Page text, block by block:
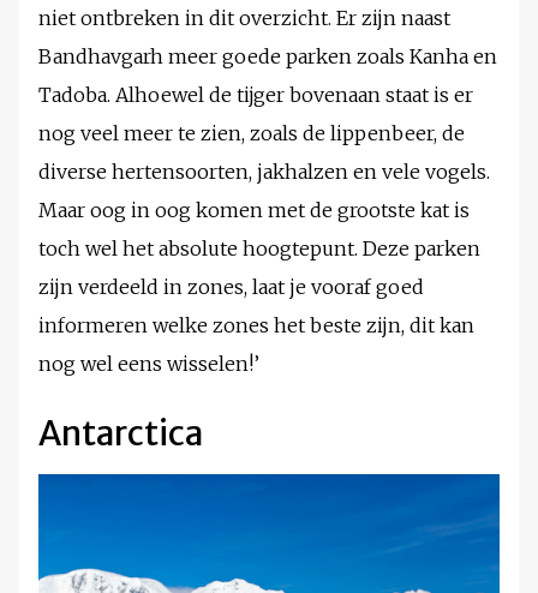
niet ontbreken in dit overzicht. Er zijn naast
Bandhavgarh meer goede parken zoals Kanha en
Tadoba. Alhoewel de tijger bovenaan staat is er
nog veel meer te zien, zoals de lippenbeer, de
diverse hertensoorten, jakhalzen en vele vogels.
Maar oog in oog komen met de grootste kat is
toch wel het absolute hoogtepunt. Deze parken
zijn verdeeld in zones, laat je vooraf goed
informeren welke zones het beste zijn, dit kan
nog wel eens wisselen!’
Antarctica